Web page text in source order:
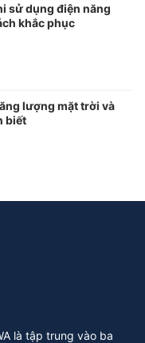
sử dụng điện năng
khắc phục
lượng mặt trời và
biết
là tập trung vào ba